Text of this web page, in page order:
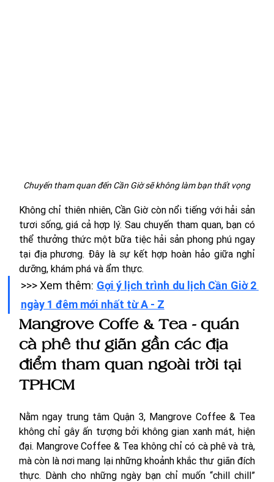
Chuyến tham quan đến Cần Giờ sẽ không làm bạn thất vọng
Không chỉ thiên nhiên, Cần Giờ còn nổi tiếng với hải sản
tươi sống, giá cả hợp lý. Sau chuyến tham quan, bạn có
thể thưởng thức một bữa tiệc hải sản phong phú ngay
tại địa phương. Đây là sự kết hợp hoàn hảo giữa nghỉ
dưỡng, khám phá và ẩm thực.
>>> Xem thêm: Gợi ý lịch trình du lịch Cần Giờ 2
ngày 1 đêm mới nhất từ A - Z
Mangrove Coffe & Tea - quán
cà phê thư giãn gần các địa
điểm tham quan ngoài trời tại
TPHCM
Nằm ngay trung tâm Quận 3, Mangrove Coffee & Tea
không chỉ gây ấn tượng bởi không gian xanh mát, hiện
đại. Mangrove Coffee & Tea không chỉ có cà phê và trà,
mà còn là nơi mang lại những khoảnh khắc thư giãn đích
thực. Dành cho những ngày bạn chỉ muốn “chill chill”